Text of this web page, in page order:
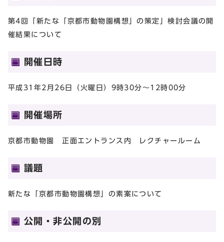
第4回「新たな「京都市動物園構想」の策定」検討会議の開
催結果について
開催日時
平成31年2月26日（火曜日）9時30分～12時00分
開催場所
京都市動物園 正面エントランス内 レクチャールーム
議題
新たな「京都市動物園構想」の素案について
公開・非公開の別